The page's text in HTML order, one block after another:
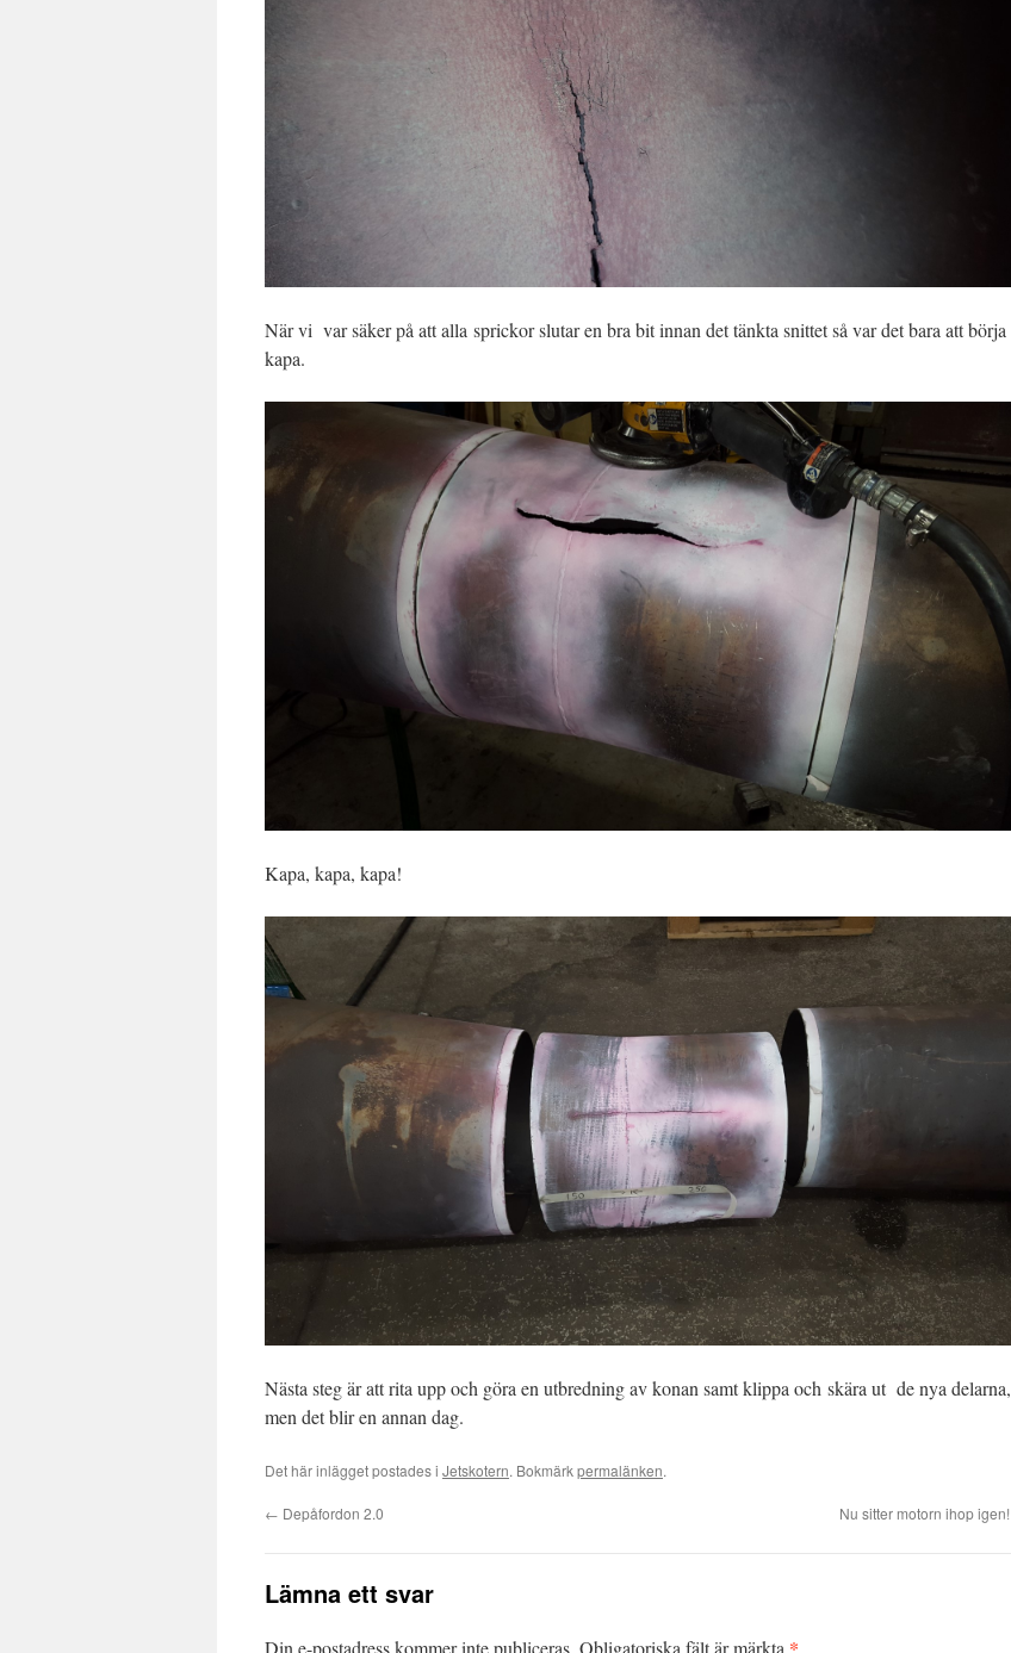
När vi var säker på att alla sprickor slutar en bra bit innan det tänkta snittet så var det bara att börja
kapa.
Kapa, kapa, kapa!
Nästa steg är att rita upp och göra en utbredning av konan samt klippa och skära ut de nya delarna,
men det blir en annan dag.
Det här inlägget postades i Jetskotern. Bokmärkpermalänken.
← Depåfordon 2.0 Nu sitter motorn ihop igen!
Lämna ett svar
Din e-postadress kommer inte publiceras. Obligatoriska fält är märkta *